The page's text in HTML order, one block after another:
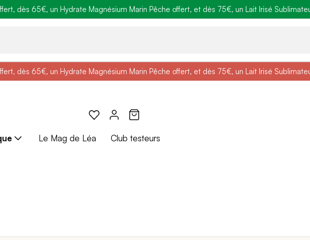
: Profitez de-25% + Livraison offertedès 30€ d'achat avec le codeBELLEBIO
BRADERIE :-40% sur une sélection de produits
dès 65€, un Hydrate Magnésium Marin Pêche offert, et dès 75€, un Lait Irisé
: Profitez de-25% + Livraison offertedès 30€ d'achat avec le codeBELLEBIO
Braderie :-40% sur une sélection de produits
dès 65€, un Hydrate Magnésium Marin Pêche offert, et dès 75€, un Lait Irisé
Le Mag de Léa
Club testeurs